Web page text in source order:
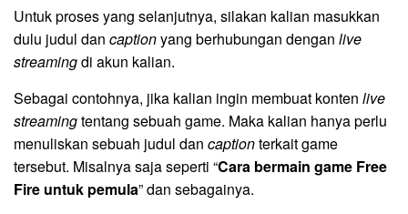
Untuk proses yang selanjutnya, silakan kalian masukkan
dulu judul dan captionyang berhubungan dengan live
streamingdi akun kalian.
Sebagai contohnya, jika kalian ingin membuat konten live
streamingtentang sebuah game. Maka kalian hanya perlu
menuliskan sebuah judul dan captionterkait game
tersebut. Misalnya saja seperti “Cara bermain game Free
Fire untuk pemula” dan sebagainya.